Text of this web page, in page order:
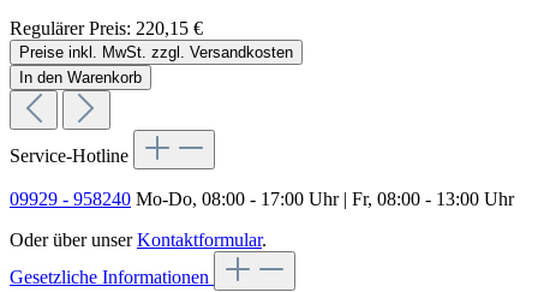
Regulärer Preis: 220,15 €
Preise inkl. MwSt. zzgl. Versandkosten
In den Warenkorb
Service-Hotline
09929 - 958240 Mo-Do, 08:00 - 17:00 Uhr | Fr, 08:00 - 13:00 Uhr
Oder über unserKontaktformular.
Gesetzliche Informationen